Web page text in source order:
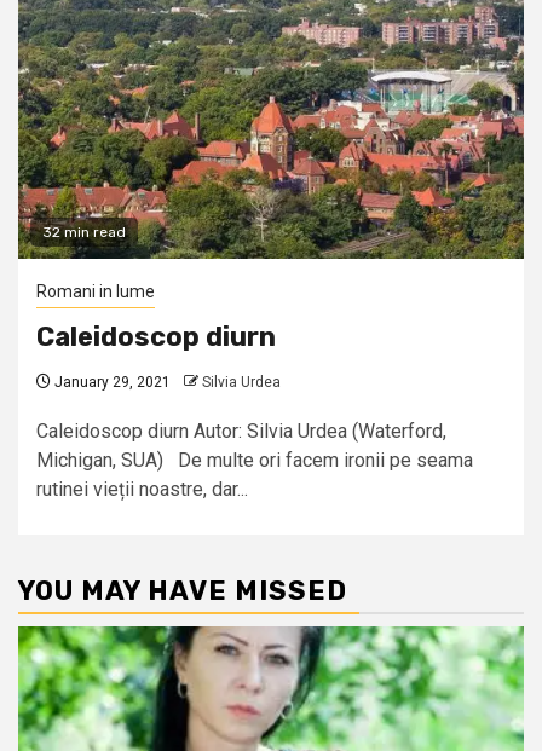
32 min read
Romani in lume
Caleidoscop diurn
January 29, 2021 Silvia Urdea
Caleidoscop diurn Autor: Silvia Urdea (Waterford,
Michigan, SUA) De multe ori facem ironii pe seama
rutinei vieții noastre, dar...
YOU MAY HAVE MISSED